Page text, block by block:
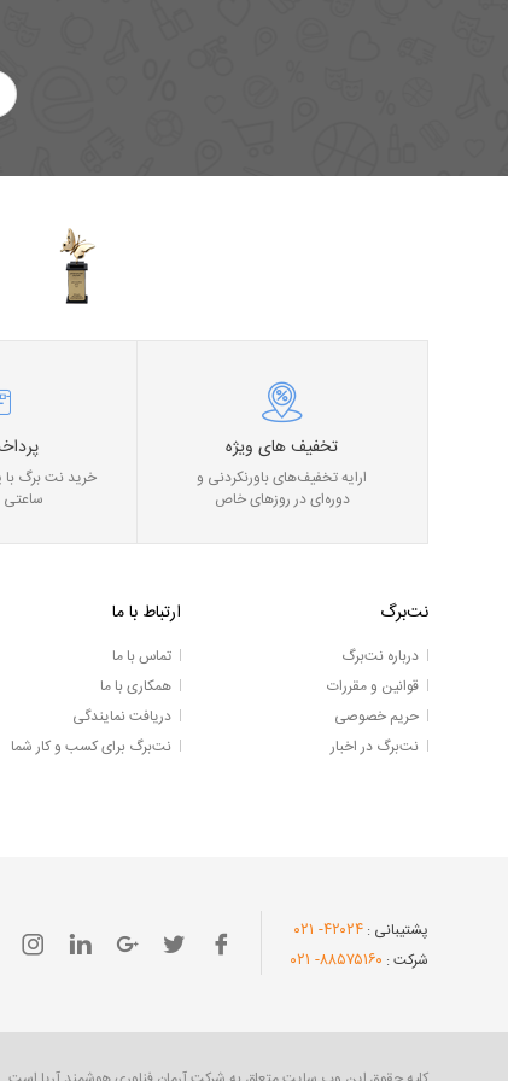
تخفیف های ویژه
ارایه تخفیف‌های باورنکردنی و
دوره‌ای در روز‌های خاص
خرید نت برگ با
ساعتی
نت‌برگ
درباره نت‌برگ
قوانین و مقررات
حریم خصوصی
نت‌برگ در اخبار
ارتباط با ما
تماس با ما
همکاری با ما
دریافت نمایندگی
نت‌برگ برای کسب و کار شما
پشتیبانی : ۴۲۰۲۴- ۰۲۱
شرکت : ۸۸۵۷۵۱۶۰- ۰۲۱